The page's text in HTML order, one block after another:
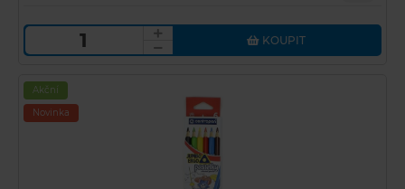
KOUPIT
Akční
Novinka